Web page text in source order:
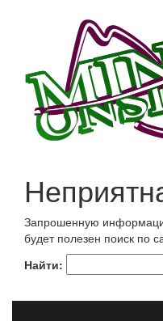
Запрошенную
будет полезен поиск по
Найти: